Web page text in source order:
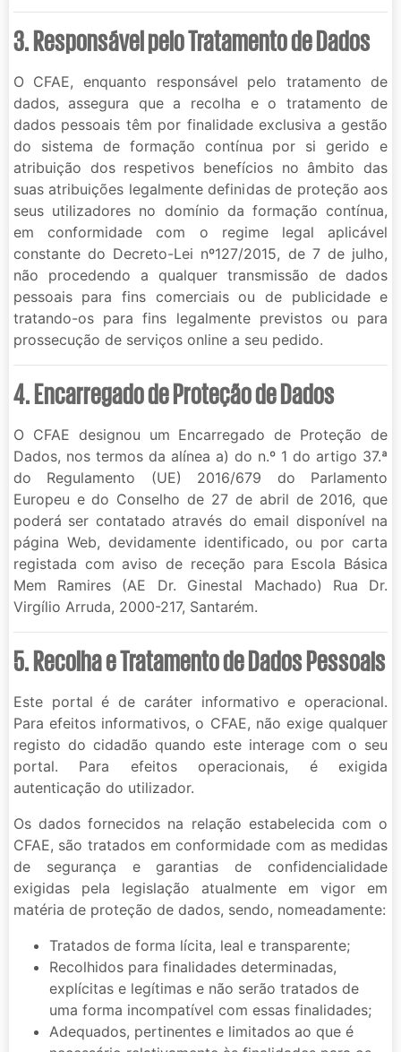
3. Responsável pelo Tratamento de Dados
O CFAE, enquanto responsável pelo tratamento de
dados, assegura que a recolha e o tratamento de
dados pessoais têm por finalidade exclusiva a gestão
do sistema de formação contínua por si gerido e
atribuição dos respetivos benefícios no âmbito das
suas atribuições legalmente definidas de proteção aos
seus utilizadores no domínio da formação contínua,
em conformidade com o regime legal aplicável
constante do Decreto-Lei nº127/2015, de 7 de julho,
não procedendo a qualquer transmissão de dados
pessoais para fins comerciais ou de publicidade e
tratando-os para fins legalmente previstos ou para
prossecução de serviços online a seu pedido.
4. Encarregado de Proteção de Dados
O CFAE designou um Encarregado de Proteção de
Dados, nos termos da alínea a) do n.º 1 do artigo 37.ª
do Regulamento (UE) 2016/679 do Parlamento
Europeu e do Conselho de 27 de abril de 2016, que
poderá ser contatado através do email disponível na
página Web, devidamente identificado, ou por carta
registada com aviso de receção para Escola Básica
Mem Ramires (AE Dr. Ginestal Machado) Rua Dr.
Virgílio Arruda, 2000-217, Santarém.
5. Recolha e Tratamento de Dados Pessoais
Este portal é de caráter informativo e operacional.
Para efeitos informativos, o CFAE, não exige qualquer
registo do cidadão quando este interage com o seu
portal. Para efeitos operacionais, é exigida
autenticação do utilizador.
Os dados fornecidos na relação estabelecida com o
CFAE, são tratados em conformidade com as medidas
de segurança e garantias de confidencialidade
exigidas pela legislação atualmente em vigor em
matéria de proteção de dados, sendo, nomeadamente:
Tratados de forma lícita, leal e transparente;
Recolhidos para finalidades determinadas,
explícitas e legítimas e não serão tratados de
uma forma incompatível com essas finalidades;
Adequados, pertinentes e limitados ao que é